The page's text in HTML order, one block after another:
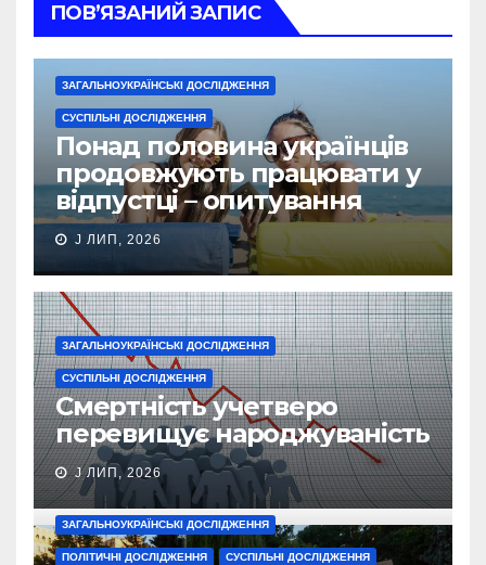
ПОВ’ЯЗАНИЙ ЗАПИС
ЗАГАЛЬНОУКРАЇНСЬКІ ДОСЛІДЖЕННЯ
СУСПІЛЬНІ ДОСЛІДЖЕННЯ
Понад половина українців
продовжують працювати у
відпустці – опитування
J ЛИП, 2026
ЗАГАЛЬНОУКРАЇНСЬКІ ДОСЛІДЖЕННЯ
СУСПІЛЬНІ ДОСЛІДЖЕННЯ
Смертність учетверо
перевищує народжуваність
J ЛИП, 2026
ЗАГАЛЬНОУКРАЇНСЬКІ ДОСЛІДЖЕННЯ
ПОЛІТИЧНІ ДОСЛІДЖЕННЯ СУСПІЛЬНІ ДОСЛІДЖЕННЯ